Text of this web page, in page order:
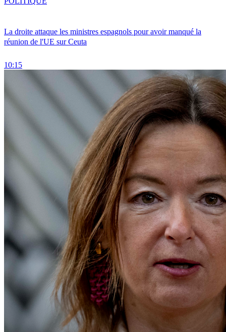
La droite attaque les ministres espagnols pour avoir manqué la
réunion de l'UE sur Ceuta
10:15